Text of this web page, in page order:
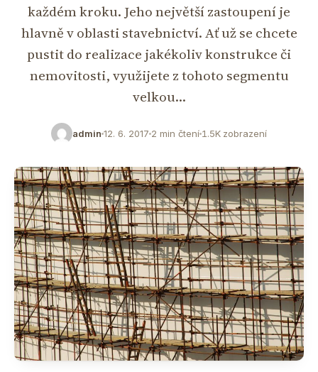
každém kroku. Jeho největší zastoupení je
hlavně v oblasti stavebnictví. Ať už se chcete
pustit do realizace jakékoliv konstrukce či
nemovitosti, využijete z tohoto segmentu
velkou…
admin 12. 6. 2017 2 min čtení 1.5K zobrazení